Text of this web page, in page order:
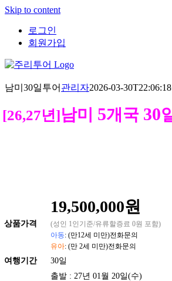
Skip to content
로그인
회원가입
남미30일투어 관리자2026-03-
[26,27년]남미 5개국 30
상품가격
19,500,000원
(성인 1인기준/유류할증료 0원 포함)
아동: (만12세 미만)전화문의
유아: (만 2세 미만)전화문의
여행기간 30일
출발 : 27년 01월 20일(수)